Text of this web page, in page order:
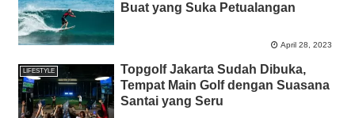
Buat yang Suka Petualangan
April 28, 2023
LIFESTYLE
Topgolf Jakarta Sudah Dibuka,
Tempat Main Golf dengan Suasana
Santai yang Seru